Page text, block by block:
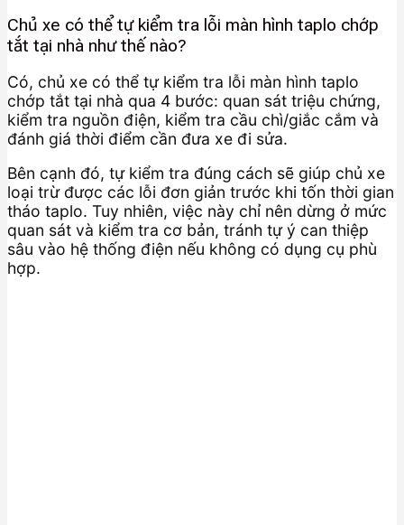
Chủ xe có thể tự kiểm tra lỗi màn hình taplo chớp
tắt tại nhà như thế nào?
Có, chủ xe có thể tự kiểm tra lỗi màn hình taplo
chớp tắt tại nhà qua 4 bước: quan sát triệu chứng,
kiểm tra nguồn điện, kiểm tra cầu chì/giắc cắm và
đánh giá thời điểm cần đưa xe đi sửa.
Bên cạnh đó, tự kiểm tra đúng cách sẽ giúp chủ xe
loại trừ được các lỗi đơn giản trước khi tốn thời gian
tháo taplo. Tuy nhiên, việc này chỉ nên dừng ở mức
quan sát và kiểm tra cơ bản, tránh tự ý can thiệp
sâu vào hệ thống điện nếu không có dụng cụ phù
hợp.